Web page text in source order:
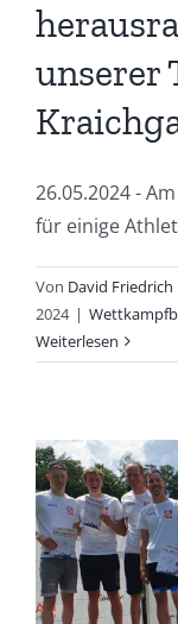
unserer
26.05.2024 -
für einige
Von David Friedrich
2024 |
Weiterlesen